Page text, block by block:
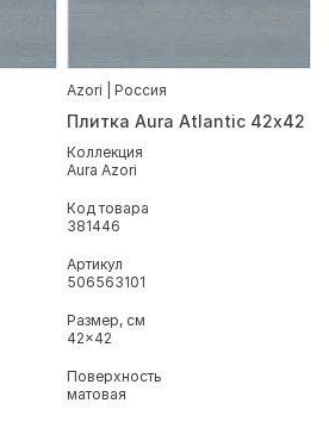
Azori | Россия
Плитка Aura Atlantic 42х42
Коллекция
Aura Azori
Код товара
381446
Артикул
506563101
Размер, см
42x42
Поверхность
матовая